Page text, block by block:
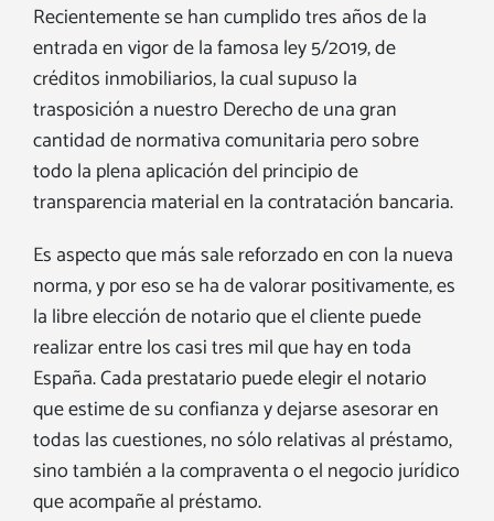
Recientemente se han cumplido tres años de la
entrada en vigor de la famosa ley 5/2019, de
créditos inmobiliarios, la cual supuso la
trasposición a nuestro Derecho de una gran
cantidad de normativa comunitaria pero sobre
todo la plena aplicación del principio de
transparencia material en la contratación bancaria.
Es aspecto que más sale reforzado en con la nueva
norma, y por eso se ha de valorar positivamente, es
la libre elección de notario que el cliente puede
realizar entre los casi tres mil que hay en toda
España. Cada prestatario puede elegir el notario
que estime de su confianza y dejarse asesorar en
todas las cuestiones, no sólo relativas al préstamo,
sino también a la compraventa o el negocio jurídico
que acompañe al préstamo.